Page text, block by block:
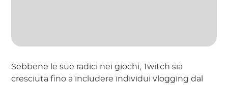
Sebbene le sue radici nei giochi, Twitch sia
cresciuta fino a includere individui vlogging dal